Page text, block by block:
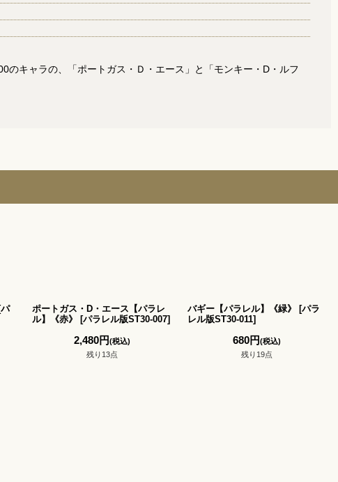
のキャラの、「ポートガス・Ｄ・エース」と「モンキー・D・ルフ
[パ
ポートガス・D・エース【パラレ
ル】《赤》
[パラレル版ST30-007]
2,480円(税込)
残り13点
バギー【パラレル】《緑》 [パラ
レル版ST30-011]
680円(税込)
残り19点